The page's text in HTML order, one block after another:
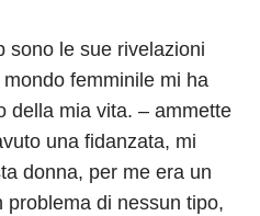
sono le sue rivelazioni
femminile mi ha
della mia vita. – ammette
una fidanzata, mi
donna, per me era un
di nessun tipo,